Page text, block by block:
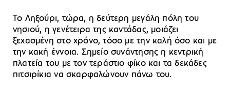
Το Ληξούρι, τώρα, η δεύτερη μεγάλη πόλη του
νησιού, η γενέτειρα της καντάδας, μοιάζει
ξεχασμένη στο χρόνο, τόσο με την καλή όσο και με
την κακή έννοια. Σημείο συνάντησης η κεντρική
πλατεία του με τον τεράστιο φίκο και τα δεκάδες
πιτσιρίκια να σκαρφαλώνουν πάνω του.